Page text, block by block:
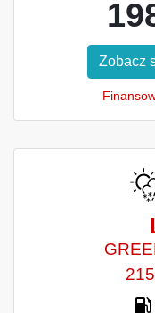
Zobacz